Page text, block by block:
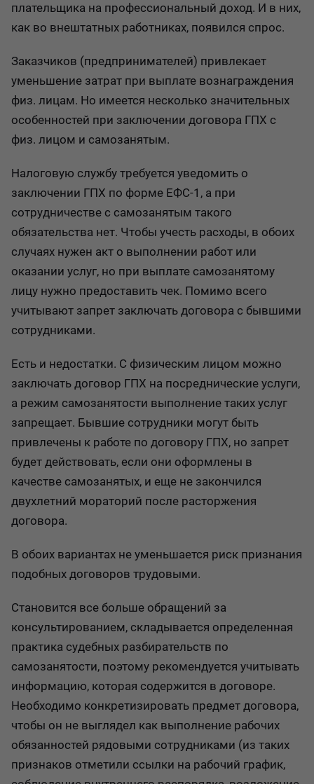
плательщика на профессиональный доход. И в них,
как во внештатных работниках, появился спрос.
Заказчиков (предпринимателей) привлекает
уменьшение затрат при выплате вознаграждения
физ. лицам. Но имеется несколько значительных
особенностей при заключении договора ГПХ с
физ. лицом и самозанятым.
Налоговую службу требуется уведомить о
заключении ГПХ по форме ЕФС-1, а при
сотрудничестве с самозанятым такого
обязательства нет. Чтобы учесть расходы, в обоих
случаях нужен акт о выполнении работ или
оказании услуг, но при выплате самозанятому
лицу нужно предоставить чек. Помимо всего
учитывают запрет заключать договора с бывшими
сотрудниками.
Есть и недостатки. С физическим лицом можно
заключать договор ГПХ на посреднические услуги,
а режим самозанятости выполнение таких услуг
запрещает. Бывшие сотрудники могут быть
привлечены к работе по договору ГПХ, но запрет
будет действовать, если они оформлены в
качестве самозанятых, и еще не закончился
двухлетний мораторий после расторжения
договора.
В обоих вариантах не уменьшается риск признания
подобных договоров трудовыми.
Становится все больше обращений за
консультированием, складывается определенная
практика судебных разбирательств по
самозанятости, поэтому рекомендуется учитывать
информацию, которая содержится в договоре.
Необходимо конкретизировать предмет договора,
чтобы он не выглядел как выполнение рабочих
обязанностей рядовыми сотрудниками (из таких
признаков отметили ссылки на рабочий график,